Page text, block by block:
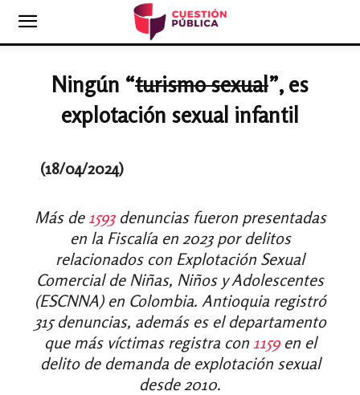
Ningún “turismo sexual”, es
explotación sexual infantil
(18/04/2024)
Más de1593 denuncias fueron presentadas
en la Fiscalía en 2023 por delitos
relacionados con Explotación Sexual
Comercial de Niñas, Niños y Adolescentes
(ESCNNA) en Colombia. Antioquia registró
315 denuncias, además es el departamento
que más víctimas registra con 1159en el
delito de demanda de explotación sexual
desde 2010.